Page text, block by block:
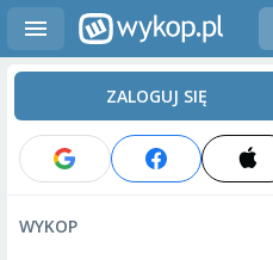
ZALOGUJ SIĘ
WYKOP